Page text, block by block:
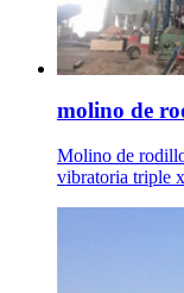
molino de
Molino de
vibratoria triple